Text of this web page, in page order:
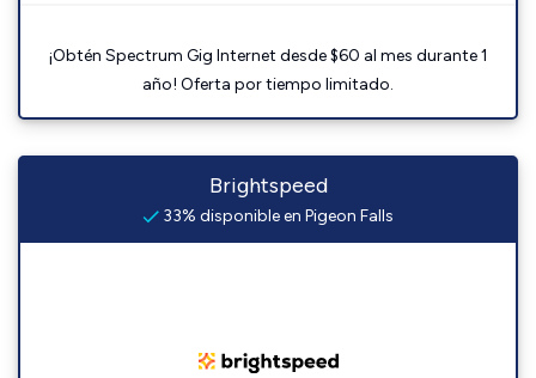
¡Obtén Spectrum Gig Internet desde $60 al mes durante 1
año! Oferta por tiempo limitado.
Brightspeed
33% disponible en Pigeon Falls